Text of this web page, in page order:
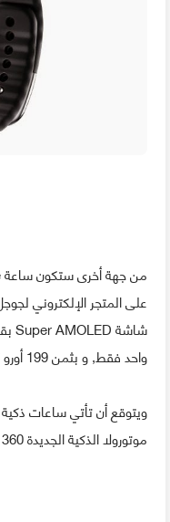
على المتجر الإلكتروني
واحد فقط, و بثمن 199 أورو كذلك.
ويتوقع أن تأتي ساعات
موتورولا الذكية الجديدة Moto 360 في الأسابيع القليلة القادمة.